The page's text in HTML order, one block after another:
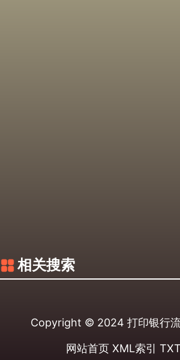
相关搜索
Copyright © 2024 打印银行
网站首页 XML索引